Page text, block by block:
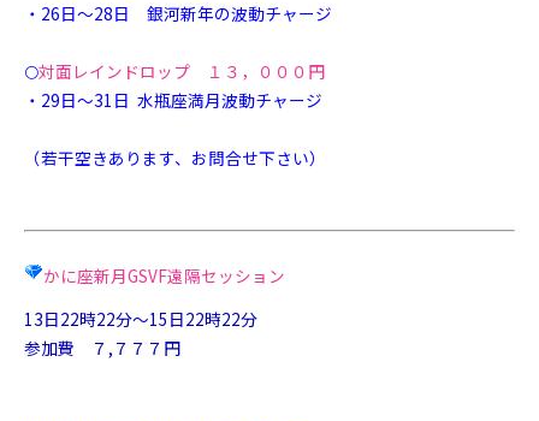
・26日～28日 銀河新年の波動チャージ
🌕対面レインドロップ １３，０００円
・29日〜31日 水瓶座満月波動チャージ
（若干空きあります、お問合せ下さい）
かに座新月GSVF遠隔セッション
13日22時22分～15日22時22分
参加費 ７,７７７円